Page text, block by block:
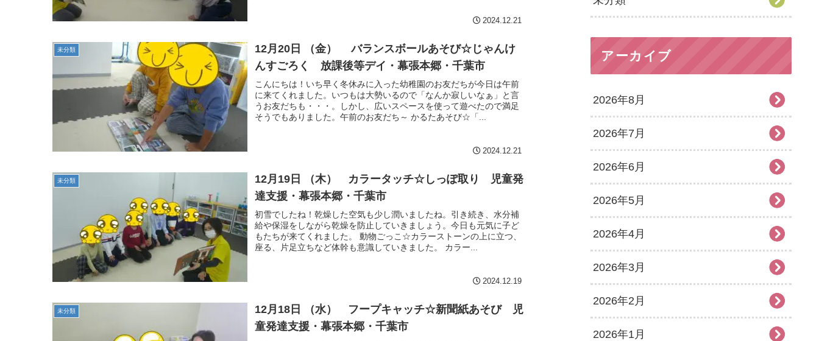
2024.12.21
未分類
12月20日 （金） バランスボールあそび☆じゃんけ
んすごろく 放課後等デイ・幕張本郷・千葉市
こんにちは！いち早く冬休みに入った幼稚園のお友だちが今日は午前
に来てくれました。いつもは大勢いるので「なんか寂しいなぁ」と言
うお友だちも・・・。しかし、広いスペースを使って遊べたので満足
そうでもありました。午前のお友だち～ かるたあそび☆「...
2024.12.21
未分類
12月19日 （木） カラータッチ☆しっぽ取り 児童発
達支援・幕張本郷・千葉市
初雪でしたね！乾燥した空気も少し潤いましたね。引き続き、水分補
給や保湿をしながら乾燥を防止していきましょう。今日も元気に子ど
もたちが来てくれました。 動物ごっこ☆カラーストーンの上に立つ、
座る、片足立ちなど体幹も意識していきました。 カラー...
2024.12.19
未分類
12月18日 （水） フープキャッチ☆新聞紙あそび 児
童発達支援・幕張本郷・千葉市
アーカイブ
2026年8月
2026年7月
2026年6月
2026年5月
2026年4月
2026年3月
2026年2月
2026年1月